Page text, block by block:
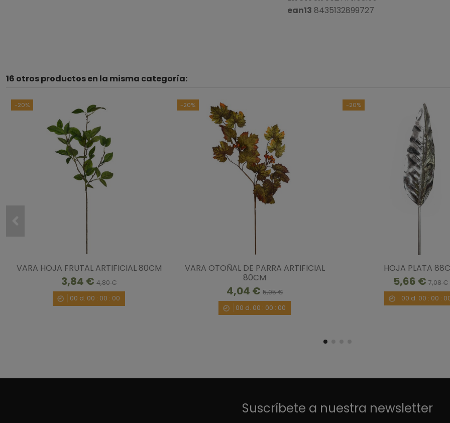
ean13 8435132899727
16 otros productos en la misma categoría:
-20%
VARA HOJA FRUTAL ARTIFICIAL 80CM
3,84 € 4,80 €
00 d. 00 : 00 : 00
-20%
VARA OTOÑAL DE PARRA ARTIFICIAL
80CM
4,04 € 5,05 €
00 d. 00 : 00 : 00
-20%
HOJA PLATA
5,66 €7,08 €
00 d. 00 : 00 :
Suscríbete a nuestra newsletter